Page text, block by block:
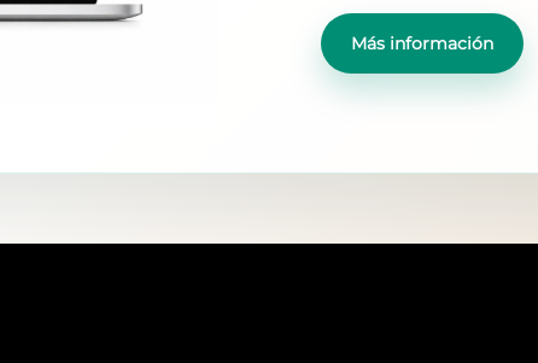
Más información